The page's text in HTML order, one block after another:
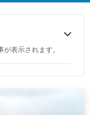
表示されます。